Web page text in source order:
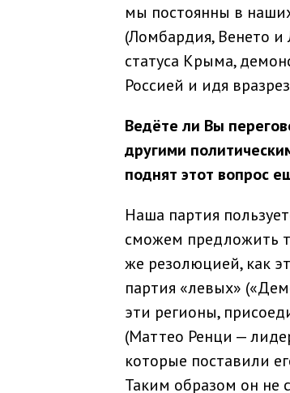
мы постоянны в
(Ломбардия, Венето
статуса Крыма,
Россией и идя
Ведёте ли Вы
другими
поднят этот вопрос
Наша партия
сможем предложить
же резолюцией, как
партия «левых»
эти регионы,
(Маттео Ренци —
которые поставили
Таким образом он не